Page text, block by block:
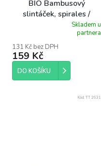
BIO Bambusový
slintáček, spirales /
produktu
je
5,0
5
Skladem u
partnera
131 Kč bez DPH
159 Kč
DO KOŠÍKU
Kód: TT 2631